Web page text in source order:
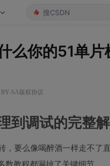
么你的51单
SA版权协议
到调试的完整
，要么像喝醉酒一样走不
教程都漏掉了关键细节。